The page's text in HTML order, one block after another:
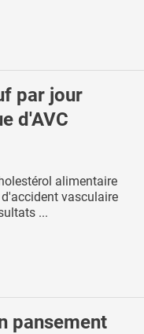
par jour
d'AVC
alimentaire
vasculaire
...
pansement